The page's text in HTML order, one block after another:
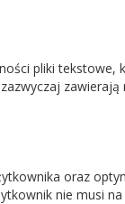
pliki
zawierają
oraz
nie musi